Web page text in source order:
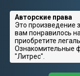
Авторские права
Это произведение
вам понравилось
приобретите
Ознакомительные
"Литрес".